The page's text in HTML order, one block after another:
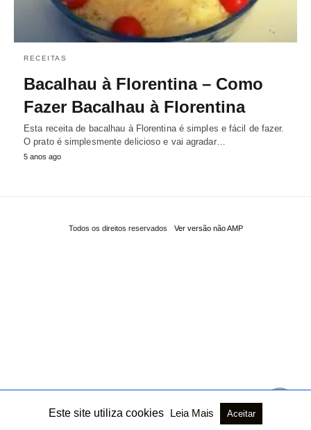
RECEITAS
Bacalhau à Florentina – Como
Fazer Bacalhau à Florentina
Esta receita de bacalhau à Florentina é simples e fácil de fazer.
O prato é simplesmente delicioso e vai agradar…
5 anos ago
Todos os direitos reservados Ver versão não AMP
Este site utiliza cookies Leia Mais Aceitar